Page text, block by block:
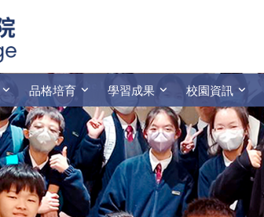
品格培育 學習成果 校園資訊